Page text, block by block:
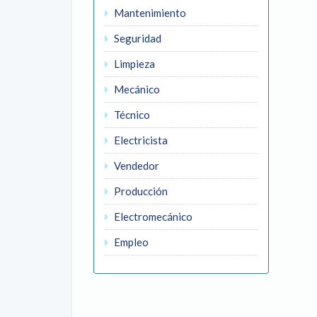
Mantenimiento
Seguridad
Limpieza
Mecánico
Técnico
Electricista
Vendedor
Producción
Electromecánico
Empleo